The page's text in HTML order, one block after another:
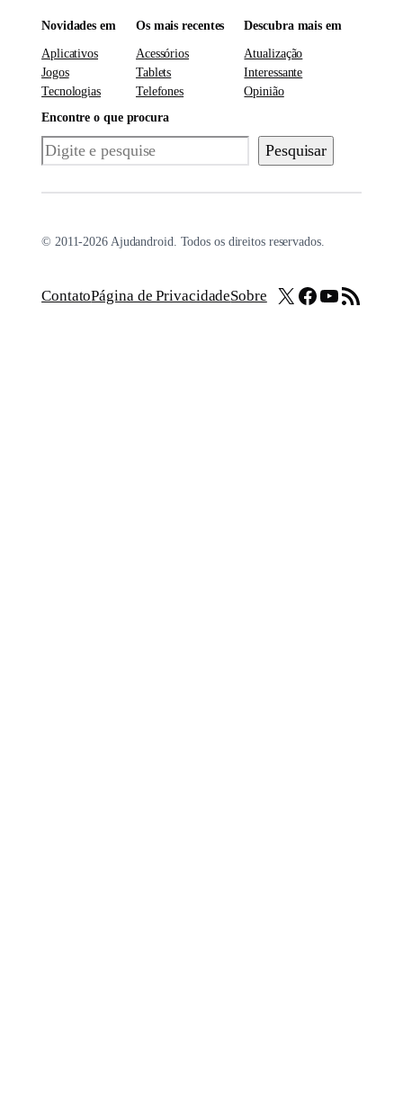
Novidades em
Aplicativos
Jogos
Tecnologias
Os mais recentes
Acessórios
Tablets
Telefones
Descubra mais em
Atualização
Interessante
Opinião
Encontre o que procura
Pesquisar Pesquisar
© 2011-2026 Ajudandroid. Todos os direitos reservados.
ContatoPágina de PrivacidadeSobre X Facebook
Youtube
Feed RSS